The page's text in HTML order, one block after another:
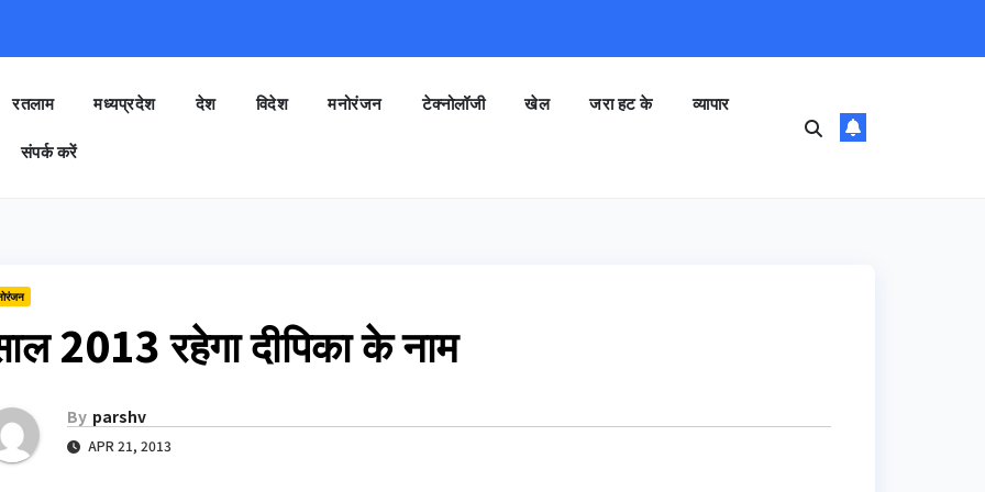
रतलाम मध्यप्रदेश देश विदेश मनोरंजन टेक्नोलॉजी खेल जरा हट के व्यापार
संपर्क करें
2013 रहेगा दीपिका के नाम
By parshv
APR 21, 2013